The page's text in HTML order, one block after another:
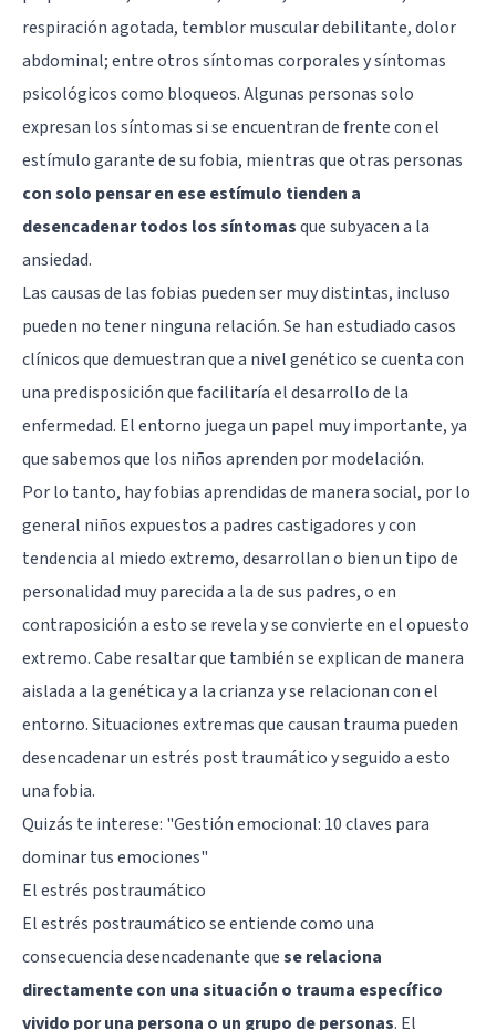
respiración agotada, temblor muscular debilitante, dolor
abdominal; entre otros síntomas corporales y síntomas
psicológicos como bloqueos. Algunas personas solo
expresan los síntomas si se encuentran de frente con el
estímulo garante de su fobia, mientras que otras personas
con solo pensar en ese estímulo tienden a
desencadenar todos los síntomasque subyacen a la
ansiedad.
Las causas de las fobias pueden ser muy distintas, incluso
pueden no tener ninguna relación. Se han estudiado casos
clínicos que demuestran que a nivel genético se cuenta con
una predisposición que facilitaría el desarrollo de la
enfermedad. El entorno juega un papel muy importante, ya
que sabemos que los niños aprenden por modelación.
Por lo tanto, hay fobias aprendidas de manera social, por lo
general niños expuestos a padres castigadores y con
tendencia al miedo extremo, desarrollan o bien un tipo de
personalidad muy parecida a la de sus padres, o en
contraposición a esto se revela y se convierte en el opuesto
extremo. Cabe resaltar que también se explican de manera
aislada a la genética y a la crianza y se relacionan con el
entorno. Situaciones extremas que causan trauma pueden
desencadenar un estrés post traumático y seguido a esto
una fobia.
Quizás te interese: "Gestión emocional: 10 claves para
dominar tus emociones"
El estrés postraumático
El estrés postraumático se entiende como una
consecuencia desencadenante quese relaciona
directamente con una situación o trauma específico
vivido por una persona o un grupo de personas. El